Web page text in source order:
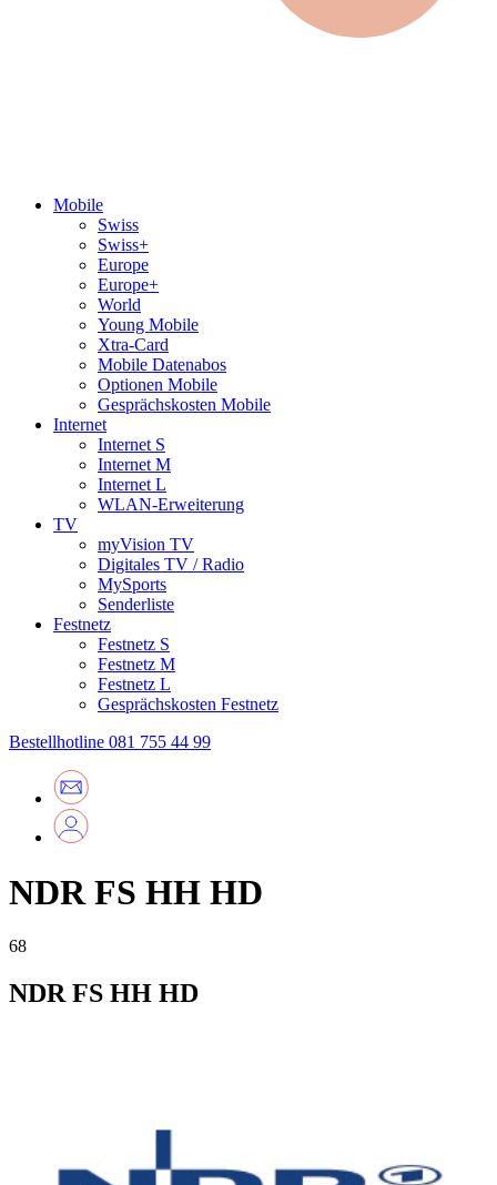
Mobile
Swiss
Swiss+
Europe
Europe+
World
Young Mobile
Xtra-Card
Mobile Datenabos
Optionen Mobile
Gesprächskosten Mobile
Internet
Internet S
Internet M
Internet L
WLAN-Erweiterung
TV
myVision TV
Digitales TV / Radio
MySports
Senderliste
Festnetz
Festnetz S
Festnetz M
Festnetz L
Gesprächskosten Festnetz
Bestellhotline 081 755 44 99
NDR FS HH HD
68
NDR FS HH HD